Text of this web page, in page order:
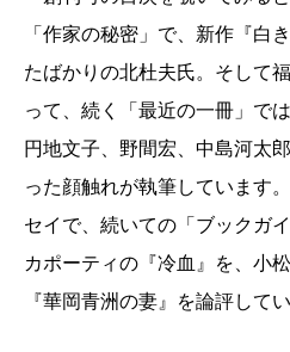
「作家の秘密」で、新作『白
たばかりの北杜夫氏。そして
って、続く「最近の一冊」で
円地文子、野間宏、中島河太
った顔触れが執筆しています
セイで、続いての「ブックガ
カポーティの『冷血』を、小
『華岡青洲の妻』を論評してい